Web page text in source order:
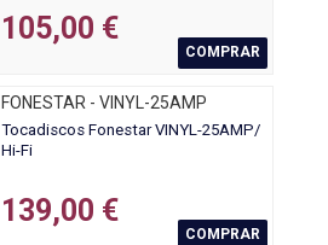
105,00 €
COMPRAR
FONESTAR - VINYL-25AMP
Tocadiscos Fonestar VINYL-25AMP/
Hi-Fi
139,00 €
COMPRAR